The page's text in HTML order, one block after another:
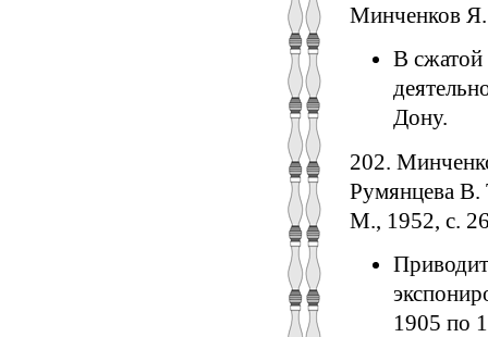
Минченков
В сжатой
Дону.
202.
Румянцева В.
М., 1952, с.
1905 по